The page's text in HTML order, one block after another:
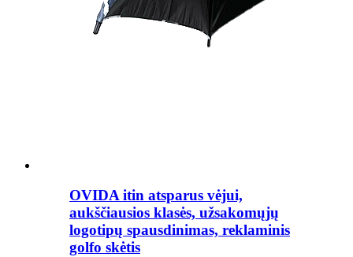
OVIDA itin atsparus vėjui,
aukščiausios klasės, užsakomųjų
logotipų spausdinimas, reklaminis
golfo skėtis